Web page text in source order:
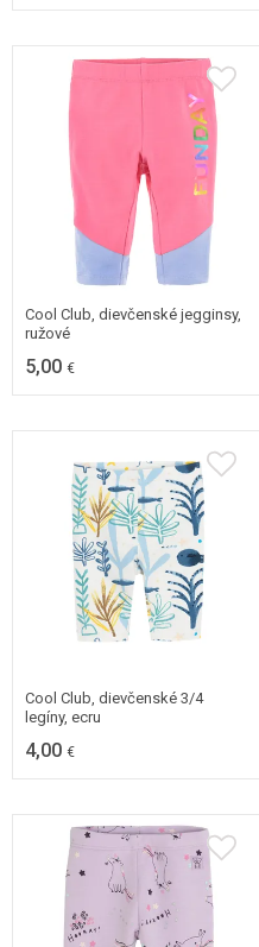
62
Cool Club, dievčenské jegginsy,
ružové
5,00 €
Cool Club, dievčenské 3/4
legíny, ecru
4,00 €